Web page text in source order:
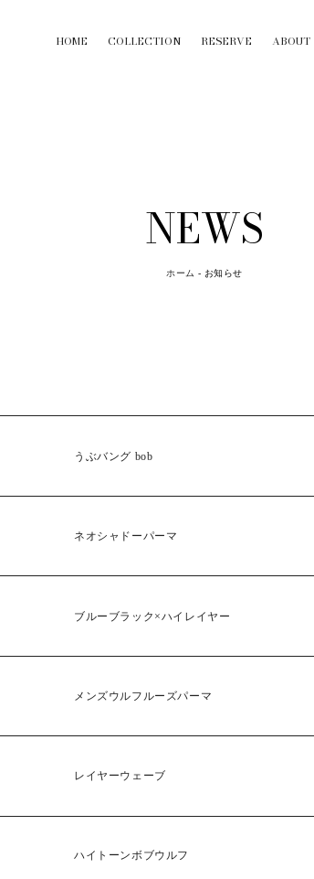
HOME COLLECTION RESERVE ABOUT
NEWS
ホーム - お知らせ
うぶバング bob
ネオシャドーパーマ
ブルーブラック×ハイレイヤー
メンズウルフルーズパーマ
レイヤーウェーブ
ハイトーンボブウルフ